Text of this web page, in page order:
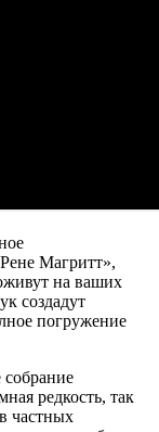
Магритт»,
на ваших
создадут
погружение
редкость, так
частных